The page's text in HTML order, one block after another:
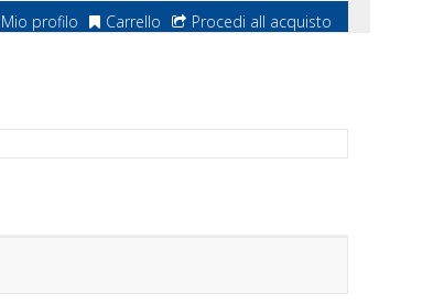
Mio profilo Carrello Procedi all acquisto